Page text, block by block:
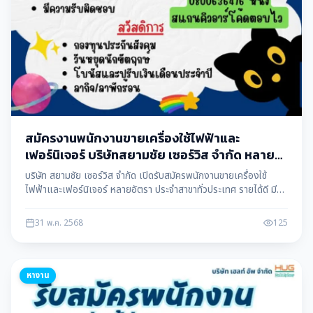
สมัครงานพนักงานขายเครื่องใช้ไฟฟ้าและ
เฟอร์นิเจอร์ บริษัทสยามชัย เซอร์วิส จำกัด หลาย
อัตรา
บริษัท สยามชัย เซอร์วิส จำกัด เปิดรับสมัครพนักงานขายเครื่องใช้
ไฟฟ้าและเฟอร์นิเจอร์ หลายอัตรา ประจำสาขาทั่วประเทศ รายได้ดี มี
31 พ.ค. 2568 125
หางาน